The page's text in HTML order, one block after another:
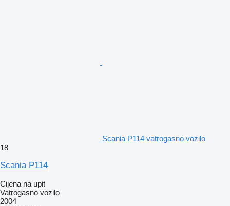
Scania P114 vatrogasno vozilo
18
Scania P114
Cijena na upit
Vatrogasno vozilo
2004